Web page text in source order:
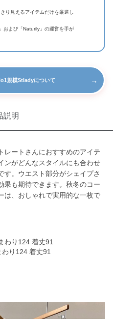
り見えるアイテムだけを厳選し
および「Naturily」の運営を手が
規模Stladyについて →
説明
レートさんにおすすめのアイテ
ンがどんなスタイルにも合わせ
す。ウエスト部分がシェイプさ
果も期待できます。秋冬のコー
は、おしゃれで実用的な一枚で
わり124 着丈91
り124 着丈91